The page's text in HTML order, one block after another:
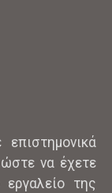
ώστε να έχετε
της